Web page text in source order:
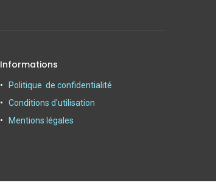
Informations
Politique de confidentialité
Conditions d'utilisation
Mentions légales